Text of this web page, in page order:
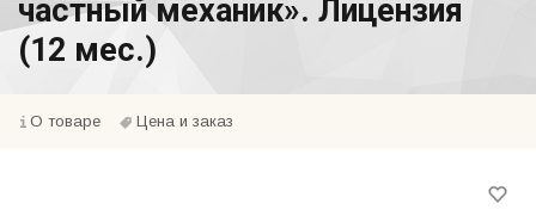
частный механик». Лицензия
(12 мес.)
О товаре Цена и заказ